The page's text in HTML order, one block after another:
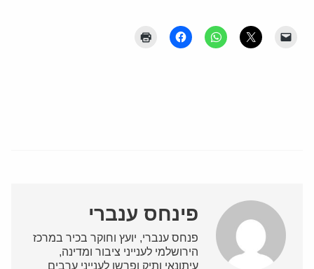
פינחס ענברי
פנחס ענברי, יועץ וחוקר בכיר במרכז
הירושלמי לענייני ציבור ומדינה,
עיתונאי ותיק ופרשן לענייני ערבים